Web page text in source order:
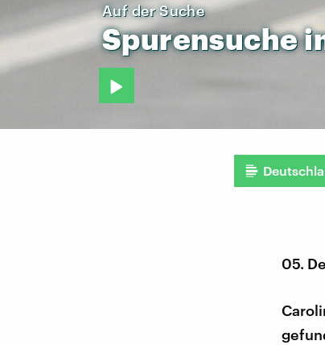
Auf der Suche
Spurensuche
05.